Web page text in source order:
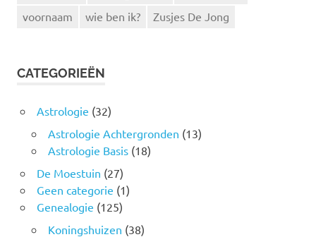
voornaam
wie ben ik? Zusjes De Jong
CATEGORIEËN
Astrologie (32)
Astrologie Achtergronden (13)
Astrologie Basis(18)
De Moestuin (27)
Geen categorie (1)
Genealogie (125)
Koningshuizen (38)